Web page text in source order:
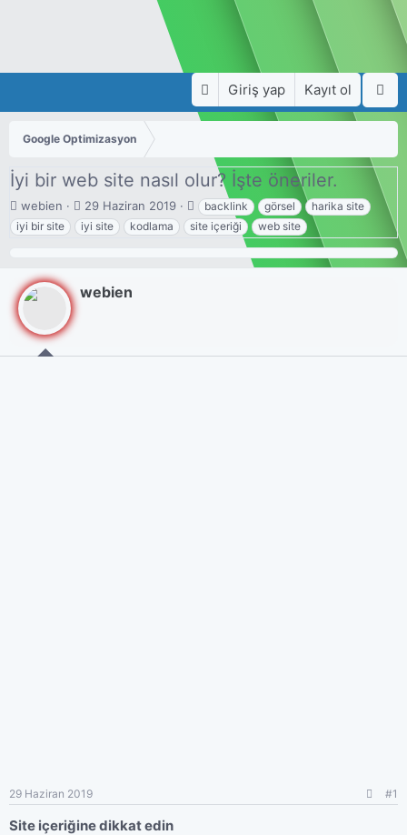
Giriş yap Kayıt ol
Google Optimizasyon
İyi bir web site nasıl olur? İşte öneriler.
K
o
n
u
b
a
ş
webien
B
a
ş
n
29 Haziran 2019
E
t
i
backlink görsel
harika site
iyi bir site
iyi site kodlama site içeriği web site
webien
29 Haziran 2019 #1
Site içeriğine dikkat edin